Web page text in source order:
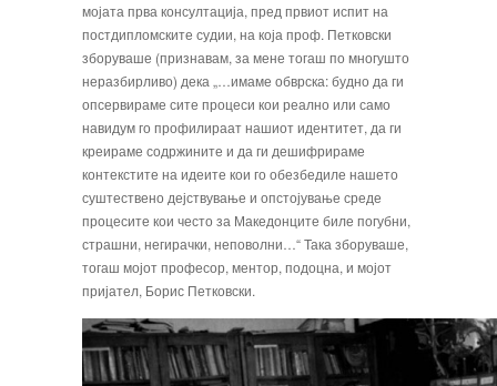
мојата прва консултација, пред првиот испит на
постдипломските су­дии, на која проф. Петковски
зборуваше (призна­вам, за мене тогаш по многушто
неразбирливо) дека „…имаме обврска: будно да ги
опсервираме сите процеси кои реално или само
навидум го профилираат нашиот идентитет, да ги
креираме содржините и да ги дешифрираме
контекстите на идеите кои го обезбедиле нашето
суштествено дејствување и опстојување среде
процесите кои често за Македонците биле погубни,
страшни, негирачки, неповолни…“ Така зборуваше,
тогаш мојот професор, ментор, подоцна, и мојот
пријател, Борис Петковски.